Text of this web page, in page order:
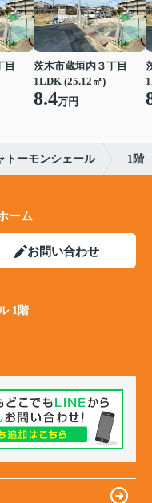
目
茨木市蔵垣内３丁目
1LDK (25.12㎡)
8.4万円
トーモンシェール 1階
ーム
お問い合わせ
1階